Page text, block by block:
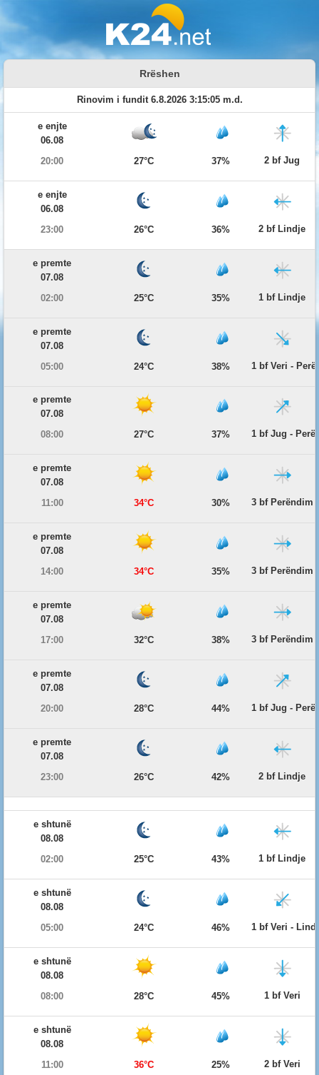
Rrëshen
Rinovim i fundit 6.8.2026 3:15:05 m.d.
e enjte
06.08
20:00
27°C 37% 2 bf Jug
e enjte
06.08
23:00
26°C 36% 2 bf Lindje
e premte
07.08
02:00
25°C 35% 1 bf Lindje
e premte
07.08
05:00
24°C 38% 1 bf Veri -
e premte
07.08
08:00
27°C 37% 1 bf Jug -
e premte
07.08
11:00
34°C 30% 3 bf Perëndim
e premte
07.08
14:00
34°C 35% 3 bf Perëndim
e premte
07.08
17:00
32°C 38% 3 bf Perëndim
e premte
07.08
20:00
28°C 44% 1 bf Jug -
e premte
07.08
23:00
26°C 42% 2 bf Lindje
e shtunë
08.08
02:00
25°C 43% 1 bf Lindje
e shtunë
08.08
05:00
24°C 46% 1 bf Veri -
e shtunë
08.08
08:00
28°C 45% 1 bf Veri
e shtunë
08.08
11:00
36°C 25% 2 bf Veri